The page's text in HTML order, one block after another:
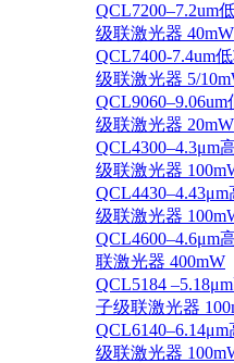
QCL7200–7.2um
级联激光器 40mW
QCL7400-7.4um
级联激光器 5/
级联激光器 20mW
QCL4300–4.3μm
级联激光器
级联激光器
QCL4600–4.6μm
联激光器 400mW
QCL5184
子级联激光器
级联激光器